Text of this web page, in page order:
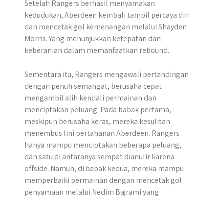
Setelah Rangers berhasil menyamakan
kedudukan, Aberdeen kembali tampil percaya diri
dan mencetak gol kemenangan melalui Shayden
Morris. Yang menunjukkan ketepatan dan
keberanian dalam memanfaatkan rebound.
Sementara itu, Rangers mengawali pertandingan
dengan penuh semangat, berusaha cepat
mengambil alih kendali permainan dan
menciptakan peluang. Pada babak pertama,
meskipun berusaha keras, mereka kesulitan
menembus lini pertahanan Aberdeen. Rangers
hanya mampu menciptakan beberapa peluang,
dan satu di antaranya sempat dianulir karena
offside. Namun, di babak kedua, mereka mampu
memperbaiki permainan dengan mencetak gol
penyamaan melalui Nedim Bajrami yang